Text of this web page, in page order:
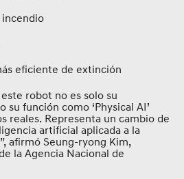
eficiente de extinción
robot no es solo su
su función como ‘Physical AI’
reales. Representa un cambio de
artificial aplicada a la
afirmó Seung-ryong Kim,
la Agencia Nacional de